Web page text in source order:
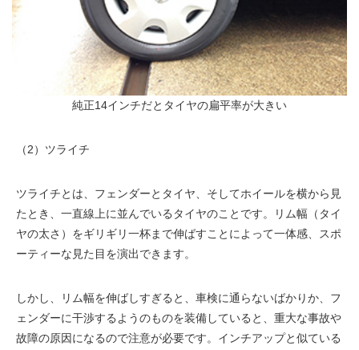
純正14インチだとタイヤの扁平率が大きい
（2）ツライチ
ツライチとは、フェンダーとタイヤ、そしてホイールを横から見
たとき、一直線上に並んでいるタイヤのことです。リム幅（タイ
ヤの太さ）をギリギリ一杯まで伸ばすことによって一体感、スポ
ーティーな見た目を演出できます。
しかし、リム幅を伸ばしすぎると、車検に通らないばかりか、フ
ェンダーに干渉するようのものを装備していると、重大な事故や
故障の原因になるので注意が必要です。インチアップと似ている